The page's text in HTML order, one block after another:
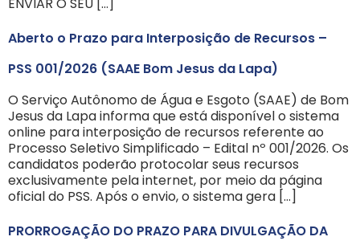
ENVIAR O SEU […]
Aberto o Prazo para Interposição de Recursos –
PSS 001/2026 (SAAE Bom Jesus da Lapa)
O Serviço Autônomo de Água e Esgoto (SAAE) de Bom
Jesus da Lapa informa que está disponível o sistema
online para interposição de recursos referente ao
Processo Seletivo Simplificado – Edital nº 001/2026. Os
candidatos poderão protocolar seus recursos
exclusivamente pela internet, por meio da página
oficial do PSS. Após o envio, o sistema gera […]
PRORROGAÇÃO DO PRAZO PARA DIVULGAÇÃO DA